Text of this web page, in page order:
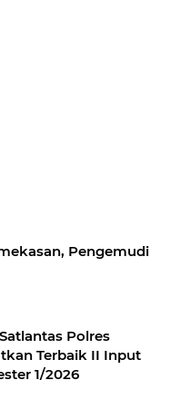
Pengemudi
Polres
Terbaik II Input
1/2026